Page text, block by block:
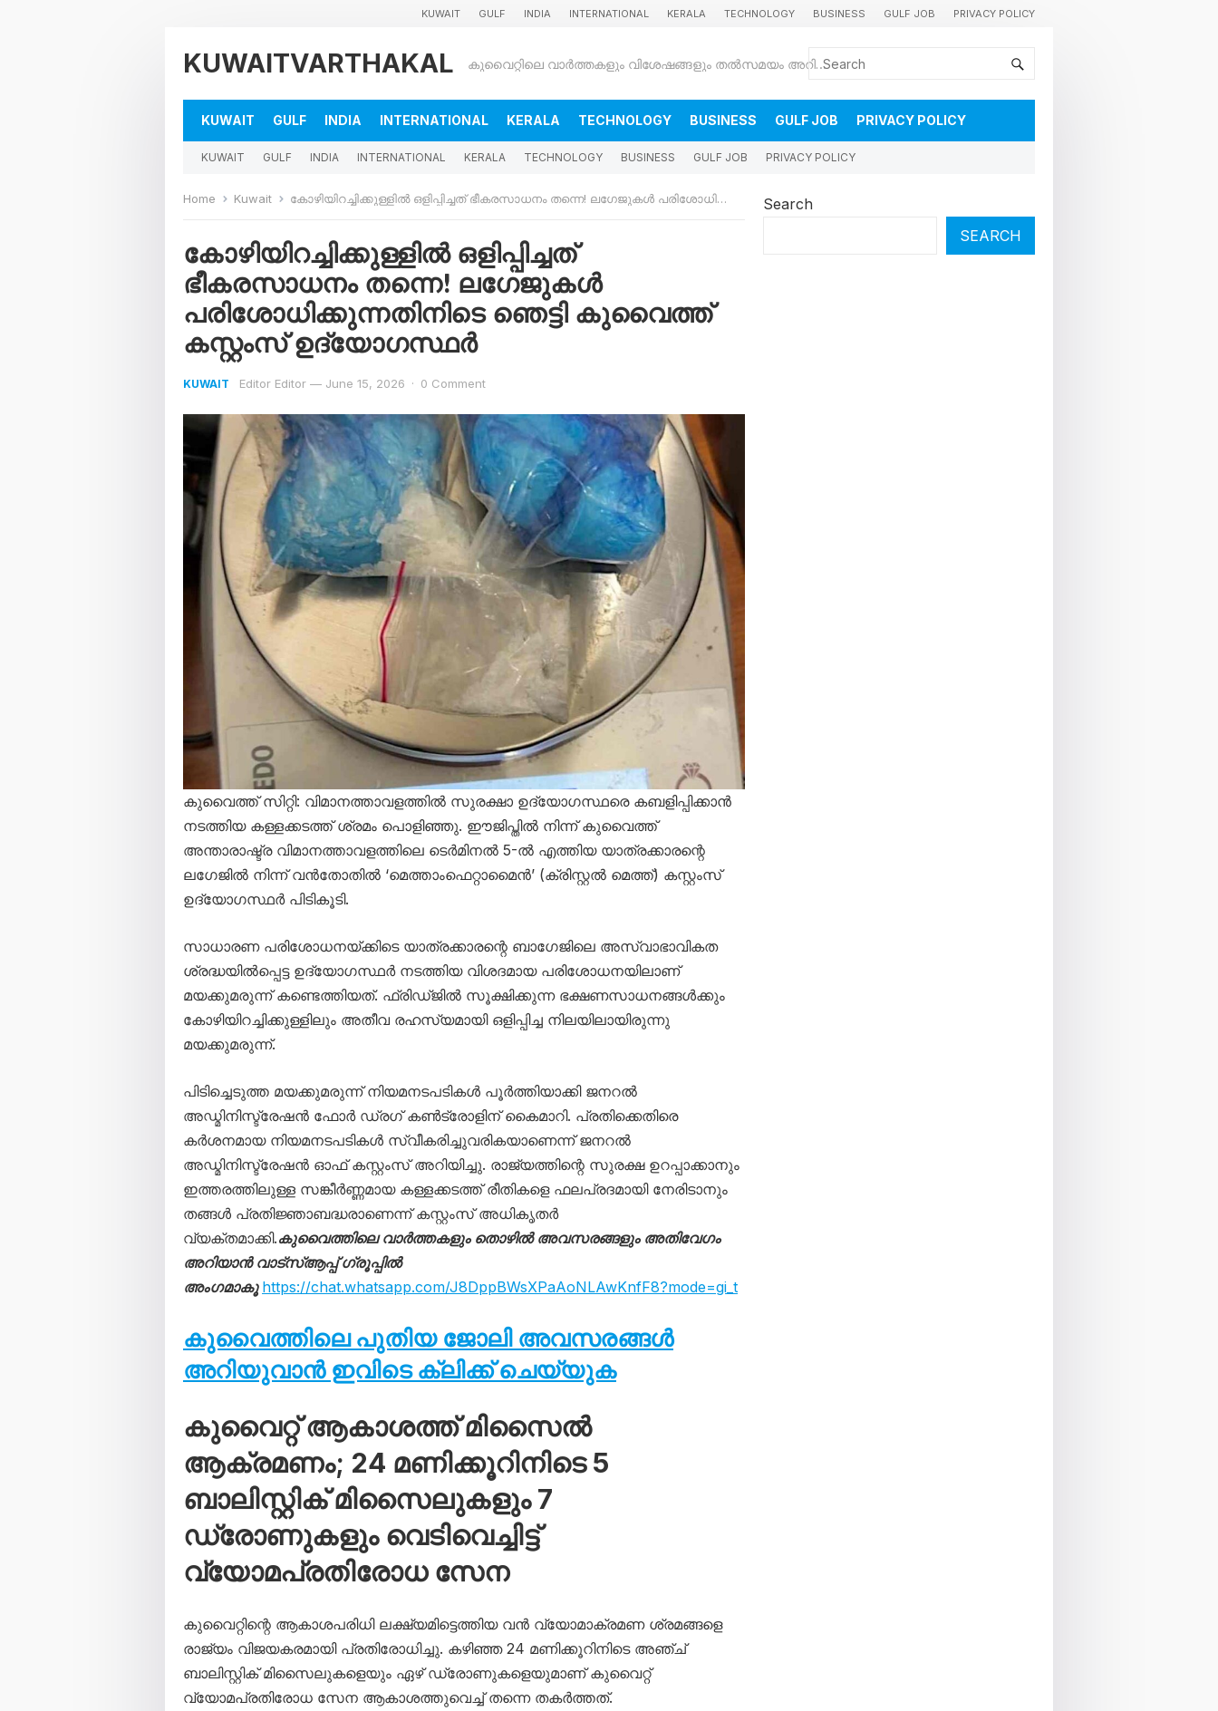
KUWAIT GULF INDIA INTERNATIONAL KERALA TECHNOLOGY BUSINESS GULF JOB PRIVACY POLICY
KUWAITVARTHAKAL കുവൈറ്റിലെ വാർത്തകളും വിശേഷങ്ങളും തൽസമയം അറിയാൻ
KUWAIT GULF INDIA INTERNATIONAL KERALA TECHNOLOGY BUSINESS GULF JOB PRIVACY POLICY
KUWAIT GULF INDIA INTERNATIONAL KERALA TECHNOLOGY BUSINESS GULF JOB PRIVACY POLICY
Home Kuwait കോഴിയിറച്ചിക്കുള്ളിൽ ഒളിപ്പിച്ചത് ഭീകരസാധനം തന്നെ! ലഗേജുകൾ പരിശോധിക്കുന്നതിനിടെ ഞെട്ടി കുവൈത്ത് കസ്റ്റംസ് ഉദ്യോഗസ്ഥർ
കോഴിയിറച്ചിക്കുള്ളിൽ ഒളിപ്പിച്ചത്
ഭീകരസാധനം തന്നെ! ലഗേജുകൾ
പരിശോധിക്കുന്നതിനിടെ ഞെട്ടി കുവൈത്ത്
കസ്റ്റംസ് ഉദ്യോഗസ്ഥർ
KUWAIT Editor Editor — June 15, 2026 · 0 Comment
കുവൈത്ത് സിറ്റി: വിമാനത്താവളത്തിൽ സുരക്ഷാ ഉദ്യോഗസ്ഥരെ കബളിപ്പിക്കാൻ
നടത്തിയ കള്ളക്കടത്ത് ശ്രമം പൊളിഞ്ഞു. ഈജിപ്തിൽ നിന്ന് കുവൈത്ത്
അന്താരാഷ്ട്ര വിമാനത്താവളത്തിലെ ടെർമിനൽ 5-ൽ എത്തിയ യാത്രക്കാരന്റെ
ലഗേജിൽ നിന്ന് വൻതോതിൽ ‘മെത്താംഫെറ്റാമൈൻ’ (ക്രിസ്റ്റൽ മെത്ത്) കസ്റ്റംസ്
ഉദ്യോഗസ്ഥർ പിടികൂടി.
സാധാരണ പരിശോധനയ്ക്കിടെ യാത്രക്കാരന്റെ ബാഗേജിലെ അസ്വാഭാവികത
ശ്രദ്ധയിൽപ്പെട്ട ഉദ്യോഗസ്ഥർ നടത്തിയ വിശദമായ പരിശോധനയിലാണ്
മയക്കുമരുന്ന് കണ്ടെത്തിയത്. ഫ്രിഡ്ജിൽ സൂക്ഷിക്കുന്ന ഭക്ഷണസാധനങ്ങൾക്കും
കോഴിയിറച്ചിക്കുള്ളിലും അതീവ രഹസ്യമായി ഒളിപ്പിച്ച നിലയിലായിരുന്നു
മയക്കുമരുന്ന്.
പിടിച്ചെടുത്ത മയക്കുമരുന്ന് നിയമനടപടികൾ പൂർത്തിയാക്കി ജനറൽ
അഡ്മിനിസ്ട്രേഷൻ ഫോർ ഡ്രഗ് കൺട്രോളിന് കൈമാറി. പ്രതിക്കെതിരെ
കർശനമായ നിയമനടപടികൾ സ്വീകരിച്ചുവരികയാണെന്ന് ജനറൽ
അഡ്മിനിസ്ട്രേഷൻ ഓഫ് കസ്റ്റംസ് അറിയിച്ചു. രാജ്യത്തിന്റെ സുരക്ഷ ഉറപ്പാക്കാനും
ഇത്തരത്തിലുള്ള സങ്കീർണ്ണമായ കള്ളക്കടത്ത് രീതികളെ ഫലപ്രദമായി നേരിടാനും
തങ്ങൾ പ്രതിജ്ഞാബദ്ധരാണെന്ന് കസ്റ്റംസ് അധികൃതർ
വ്യക്തമാക്കി.കുവൈത്തിലെ വാർത്തകളും തൊഴിൽ അവസരങ്ങളും അതിവേഗം
അറിയാൻ വാട്സ്ആപ്പ് ഗ്രൂപ്പിൽ
അംഗമാകൂ https://chat.whatsapp.com/J8DppBWsXPaAoNLAwKnfF8?mode=gi_t
കുവൈത്തിലെ പുതിയ ജോലി അവസരങ്ങൾ
അറിയുവാൻ ഇവിടെ ക്ലിക്ക് ചെയ്യുക
കുവൈറ്റ് ആകാശത്ത് മിസൈൽ
ആക്രമണം; 24 മണിക്കൂറിനിടെ 5
ബാലിസ്റ്റിക് മിസൈലുകളും 7
ഡ്രോണുകളും വെടിവെച്ചിട്ട്
വ്യോമപ്രതിരോധ സേന
കുവൈറ്റിന്റെ ആകാശപരിധി ലക്ഷ്യമിട്ടെത്തിയ വൻ വ്യോമാക്രമണ ശ്രമങ്ങളെ
രാജ്യം വിജയകരമായി പ്രതിരോധിച്ചു. കഴിഞ്ഞ 24 മണിക്കൂറിനിടെ അഞ്ച്
ബാലിസ്റ്റിക് മിസൈലുകളെയും ഏഴ് ഡ്രോണുകളെയുമാണ് കുവൈറ്റ്
വ്യോമപ്രതിരോധ സേന ആകാശത്തുവെച്ച് തന്നെ തകർത്തത്.
Search
SEARCH